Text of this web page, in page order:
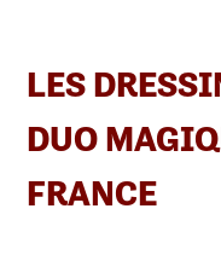
LES
DUO
FRANCE